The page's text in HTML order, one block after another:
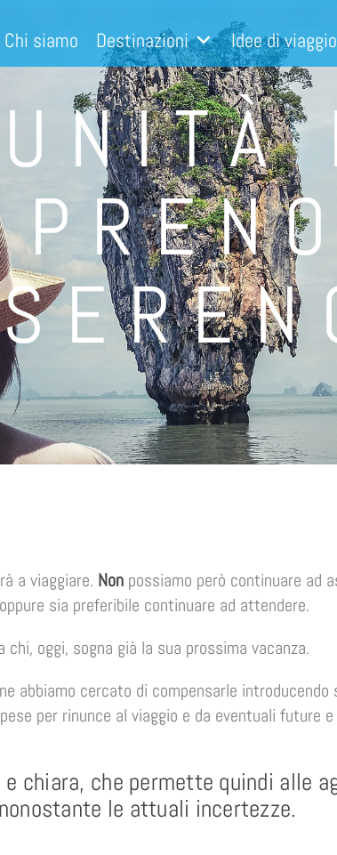
Chi siamo Destinazioni Idee di viaggio
a viaggiare. Non possiamo però continuare ad
sia preferibile continuare ad attendere.
oggi, sogna già la sua prossima vacanza.
abbiamo cercato di compensarle
per rinunce al viaggio e da eventuali future
chiara, che permette quindi alle
le attuali incertezze.